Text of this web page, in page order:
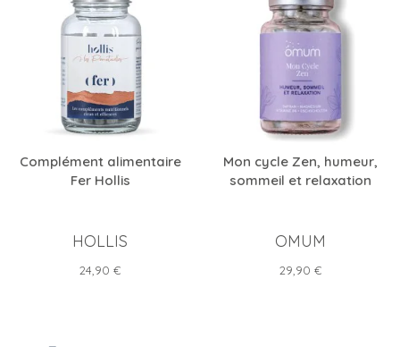
Complément alimentaire
Fer Hollis
HOLLIS
Prix
24,90 €
Mon cycle Zen, humeur,
sommeil et relaxation
OMUM
Prix
29,90 €